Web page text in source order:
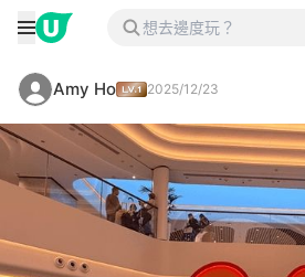
Amy Ho 2025/12/23